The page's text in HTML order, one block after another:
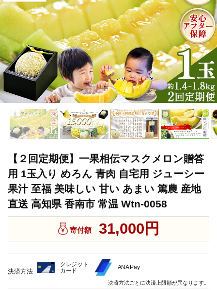
【２回定期便】一果相伝マスクメロン贈答
用 1玉入り めろん 青肉 自宅用 ジューシー
果汁 至福 美味しい 甘い あまい 篤農 産地
直送 高知県 香南市 常温 Wtn-0058
寄付額 31,000円
決済方法
クレジット
カード
ANA Pay
決済方法ごとに決済上限額が異なります。